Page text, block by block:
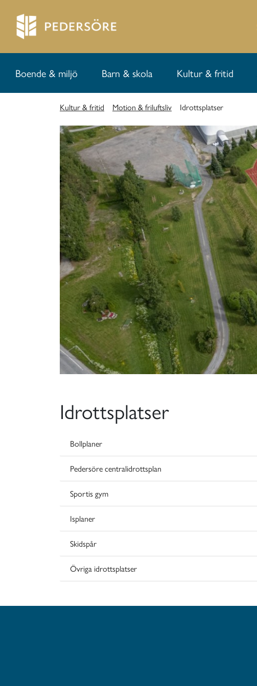
Boende & miljö Barn & skola Kultur & fritid
Kultur & fritid Motion & friluftsliv Idrottsplatser
Idrottsplatser
Bollplaner
Pedersöre centralidrottsplan
Sportis gym
Isplaner
Skidspår
Övriga idrottsplatser